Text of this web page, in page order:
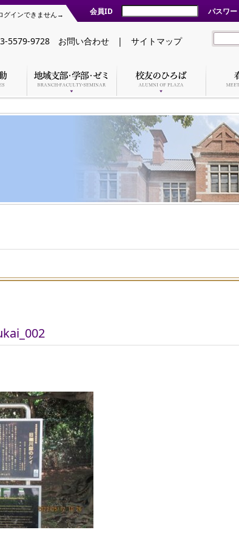
グインできません→ 会員ID パスワー
5579-9728 お問い合わせ | サイトマップ